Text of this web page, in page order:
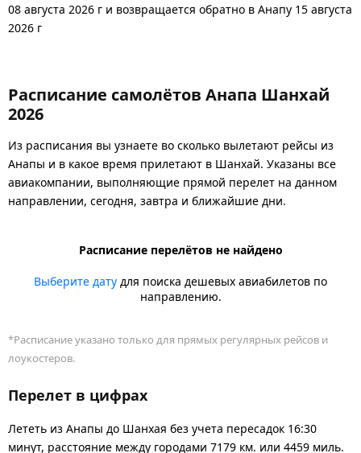
08 августа 2026 г и возвращается обратно в Анапу 15 августа
2026 г
Расписание самолётов Анапа Шанхай
2026
Из расписания вы узнаете во сколько вылетают рейсы из
Анапы и в какое время прилетают в Шанхай. Указаны все
авиакомпании, выполняющие прямой перелет на данном
направлении, сегодня, завтра и ближайшие дни.
Расписание перелётов не найдено
Выберите дату для поиска дешевых авиабилетов по
направлению.
*Расписание указано только для прямых регулярных рейсов и
лоукостеров.
Перелет в цифрах
Лететь из Анапы до Шанхая без учета пересадок 16:30
минут, расстояние между городами 7179 км. или 4459 миль.